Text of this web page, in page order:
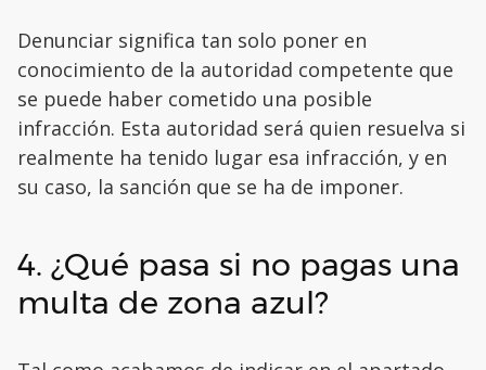
Denunciar significa tan solo poner en
conocimiento de la autoridad competente que
se puede haber cometido una posible
infracción. Esta autoridad será quien resuelva si
realmente ha tenido lugar esa infracción, y en
su caso, la sanción que se ha de imponer.
4. ¿Qué pasa si no pagas una
multa de zona azul?